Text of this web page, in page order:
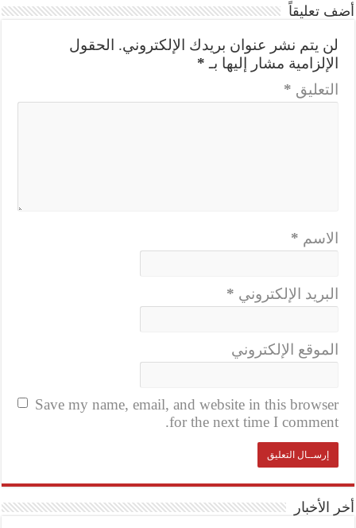
أضف تعليقاً
لن يتم نشر عنوان بريدك الإلكتروني.
الحقول
الإلزامية مشار إليها بـ *
التعليق *
الاسم *
البريد الإلكتروني *
الموقع الإلكتروني
Save my name, email, and website in this browser
for the next time I comment.
أخر الأخبار